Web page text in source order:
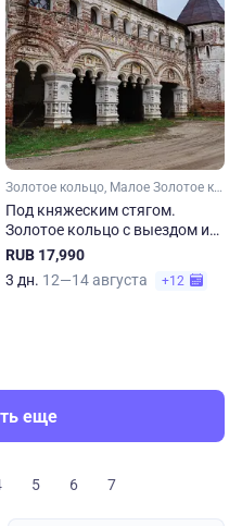
Золотое кольцо, Малое Золотое кольцо, Московская область, Владимирская область, Ярославская область
Под княжеским стягом.
Золотое кольцо с выездом из
Москвы по средам
RUB 17,990
3 дн. 12—14 августа +12
еще
5 6 7